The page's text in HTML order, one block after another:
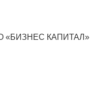
«БИЗНЕС КАПИТАЛ»